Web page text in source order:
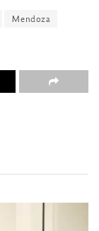
Mendoza